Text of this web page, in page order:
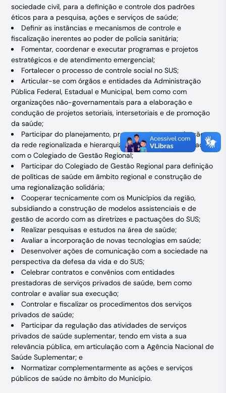
sociedade civil, para a definição e controle dos padrões
éticos para a pesquisa, ações e serviços de saúde;
Definir as instâncias e mecanismos de controle e
fiscalização inerentes ao poder de polícia sanitária;
Fomentar, coordenar e executar programas e projetos
estratégicos e de atendimento emergencial;
Fortalecer o processo de controle social no SUS;
Articular-se com órgãos e entidades da Administração
Pública Federal, Estadual e Municipal, bem como com
organizações não-governamentais para a elaboração e
condução de projetos setoriais, intersetoriais e de promoção
da saúde;
Participar do planejamento, programação e organização
da rede regionalizada e hierarquizada do SUS, em articulação
com o Colegiado de Gestão Regional;
Participar do Colegiado de Gestão Regional para definição
de políticas de saúde em âmbito regional e construção de
uma regionalização solidária;
Cooperar tecnicamente com os Municípios da região,
subsidiando a construção de modelos assistenciais e de
gestão de acordo com as diretrizes e pactuações do SUS;
Realizar pesquisas e estudos na área de saúde;
Avaliar a incorporação de novas tecnologias em saúde;
Desenvolver ações de comunicação com a sociedade na
perspectiva da defesa da vida e do SUS;
Celebrar contratos e convênios com entidades
prestadoras de serviços privados de saúde, bem como
controlar e avaliar sua execução;
Controlar e fiscalizar os procedimentos dos serviços
privados de saúde;
Participar da regulação das atividades de serviços
privados de saúde suplementar, tendo em vista a sua
relevância pública, em articulação com a Agência Nacional de
Saúde Suplementar; e
Normatizar complementarmente as ações e serviços
públicos de saúde no âmbito do Município.